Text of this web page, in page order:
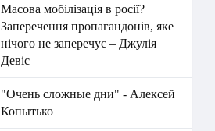
Масова мобілізація в росії?
Заперечення пропагандонів, яке
нічого не заперечує – Джулія
Девіс
"Очень сложные дни" - Алексей
Копытько